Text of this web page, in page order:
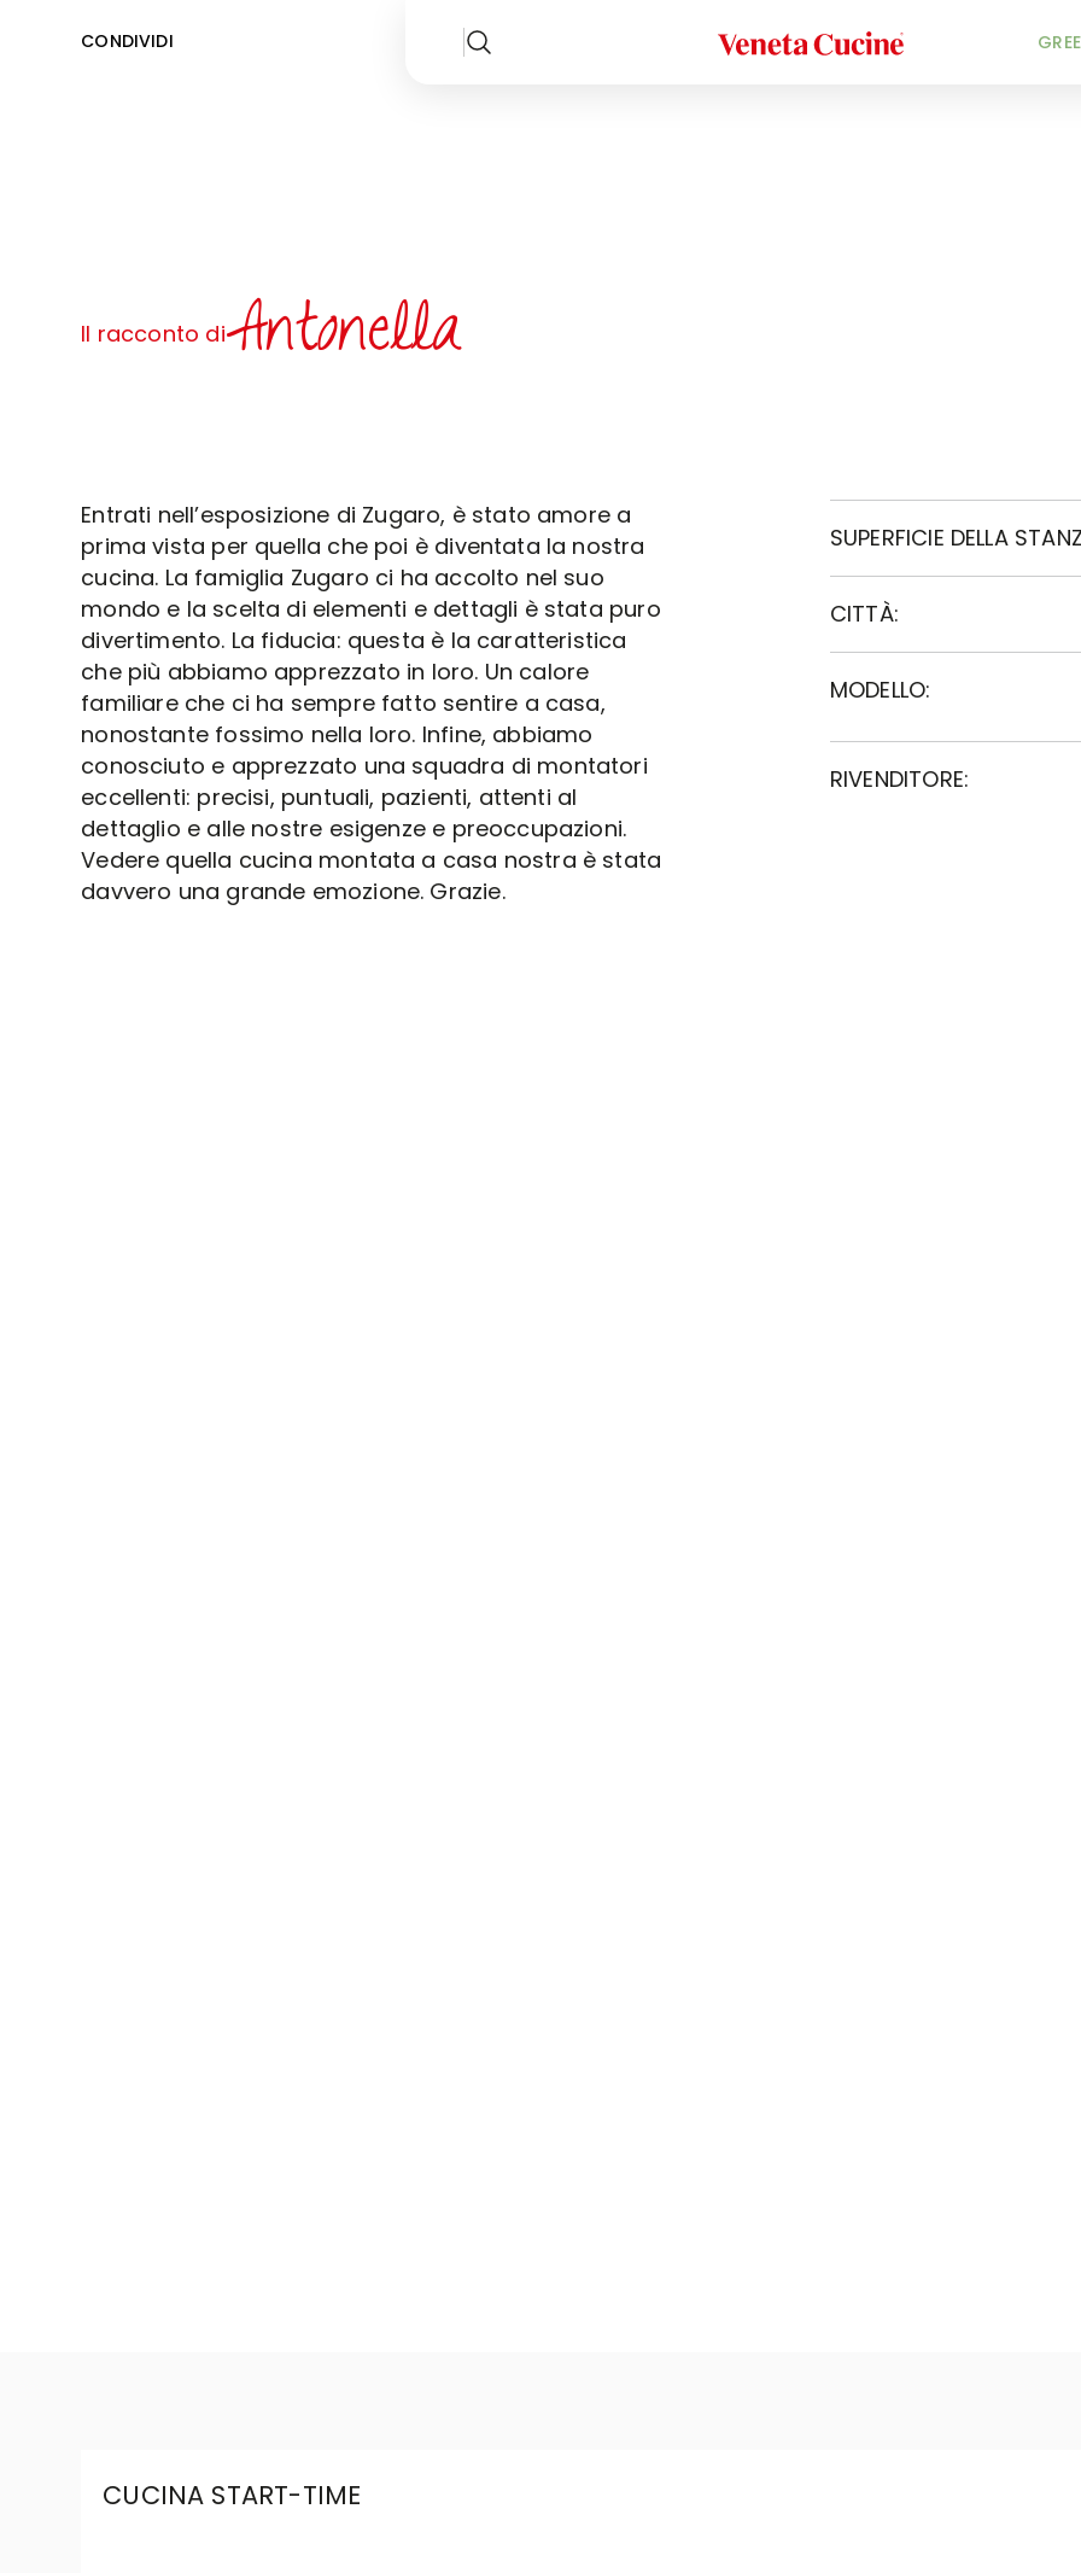
CONDIVIDI Veneta Cucine
Il racconto diAntonella
Entrati nell’esposizione di Zugaro, è stato amore a
prima vista per quella che poi è diventata la nostra
cucina. La famiglia Zugaro ci ha accolto nel suo
mondo e la scelta di elementi e dettagli è stata puro
divertimento. La fiducia: questa è la caratteristica
che più abbiamo apprezzato in loro. Un calore
familiare che ci ha sempre fatto sentire a casa,
nonostante fossimo nella loro. Infine, abbiamo
conosciuto e apprezzato una squadra di montatori
eccellenti: precisi, puntuali, pazienti, attenti al
dettaglio e alle nostre esigenze e preoccupazioni.
Vedere quella cucina montata a casa nostra è stata
davvero una grande emozione. Grazie.
SUPERFICIE DELLA
CITTÀ:
MODELLO:
RIVENDITORE:
CUCINA START-TIME